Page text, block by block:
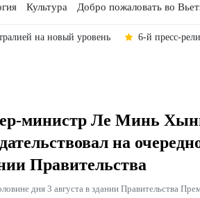
Культура Добро пожаловать во
собрания XVI созыва Генеральный
министр Ле Минь
на
Правительства
дня 3 августа в здании Правительства